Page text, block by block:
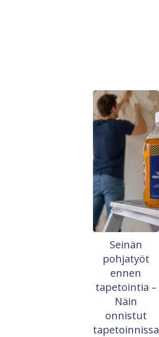
Seinän
pohjatyöt
ennen
tapetointia –
Näin
onnistut
tapetoinnissa